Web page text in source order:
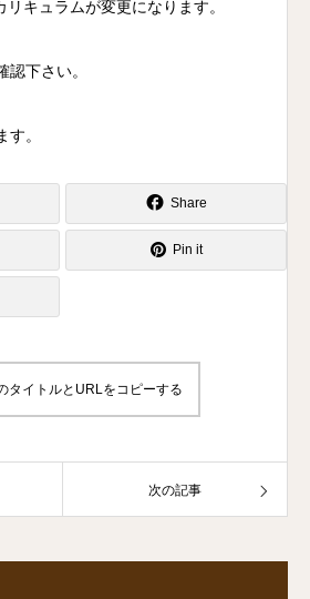
キュラムが変更になります。
下さい。
。
Share
Pin it
タイトルとURLをコピーする
次の記事